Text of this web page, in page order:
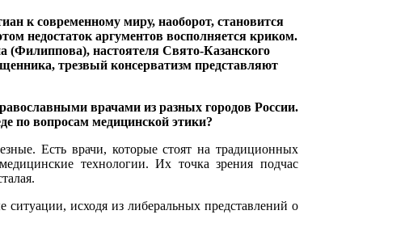
к современному миру, наоборот, становится
недостаток аргументов восполняется криком.
(Филиппова), настоятеля Свято-Казанского
трезвый консерватизм представляют
врачами из разных городов России.
по вопросам медицинской этики?
Есть врачи, которые стоят на традиционных
технологии. Их точка зрения подчас
исходя из либеральных представлений о